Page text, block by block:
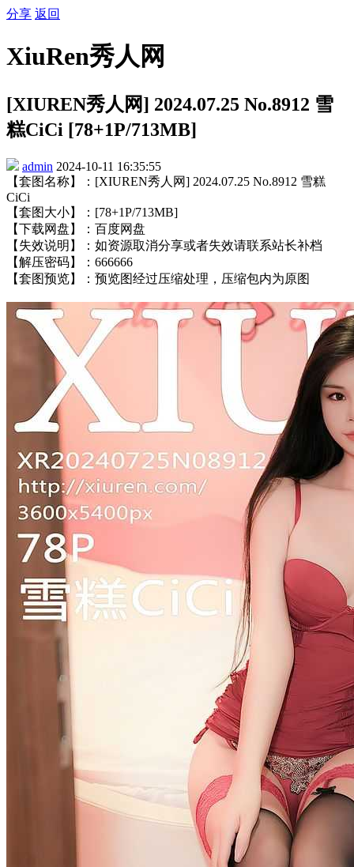
分享 返回
XiuRen秀人网
[XIUREN秀人网] 2024.07.25 No.8912 雪
糕CiCi [78+1P/713MB]
admin 2024-10-11 16:35:55
【套图名称】：[XIUREN秀人网] 2024.07.25 No.8912 雪糕
CiCi
【套图大小】：[78+1P/713MB]
【下载网盘】：百度网盘
【失效说明】：如资源取消分享或者失效请联系站长补档
【解压密码】：666666
【套图预览】：预览图经过压缩处理，压缩包内为原图